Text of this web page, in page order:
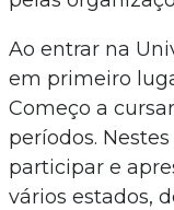
Ao entrar na
em primeiro
Começo a
períodos.
participar e
vários estados,